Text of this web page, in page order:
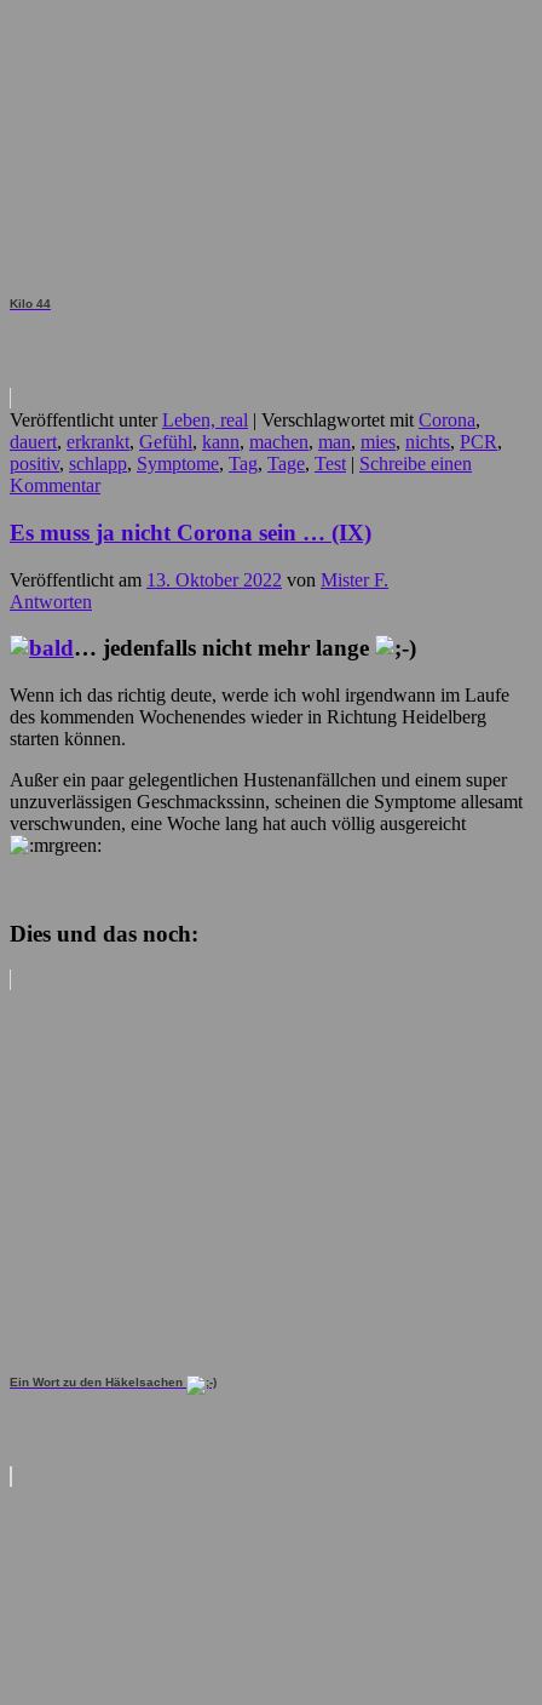
Kilo 44
Veröffentlicht unter Leben, real | Verschlagwortet mit Corona,
dauert, erkrankt, Gefühl, kann, machen, man, mies, nichts, PCR,
positiv, schlapp, Symptome, Tag, Tage, Test | Schreibe einen
Kommentar
Es muss ja nicht Corona sein … (IX)
Veröffentlicht am 13. Oktober 2022 von Mister F.
Antworten
… jedenfalls nicht mehr lange
Wenn ich das richtig deute, werde ich wohl irgendwann im Laufe
des kommenden Wochenendes wieder in Richtung Heidelberg
starten können.
Außer ein paar gelegentlichen Hustenanfällchen und einem super
unzuverlässigen Geschmackssinn, scheinen die Symptome allesamt
verschwunden, eine Woche lang hat auch völlig ausgereicht
Dies und das noch:
Ein Wort zu den Häkelsachen